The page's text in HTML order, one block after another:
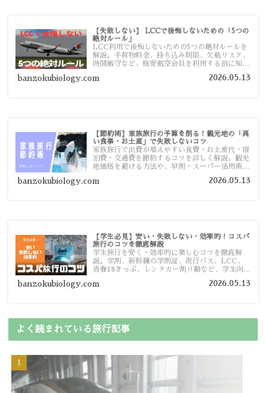
【失敗しない】 LCCで後悔しないための「5つの
絶対ルール」
LCC利用で後悔しないための5つの絶対ルールを
解説。手荷物料金、持ち込み制限、欠航リスク、
時間厳守など、格安航空会社を利用する前に知っ
す。
banzokubiology.com 2026.05.13
【節約術】家族旅行の予算を削る！観光地の「高
い食事・お土産」で失敗しないコツ
家族旅行で出費が増えやすい食費・お土産代・宿
泊費・交通費を節約するコツを詳しく解説。観光
地価格を避ける方法や、早割・スーパー活用術、
banzokubiology.com 2026.05.13
【学生必見】安い・失敗しない・効率的！コスパ
旅行のコツを徹底解説
学生旅行を安く・効率的に楽しむコツを徹底解
説。学割、新幹線の学割証、夜行バス、LCC、
青春18きっぷ、レンタカー割り勘など、学生向け
banzokubiology.com 2026.05.13
よく読まれている旅行記事